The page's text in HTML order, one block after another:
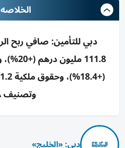
الخلاصه
وتصنيف A
دبي: «الخليج»